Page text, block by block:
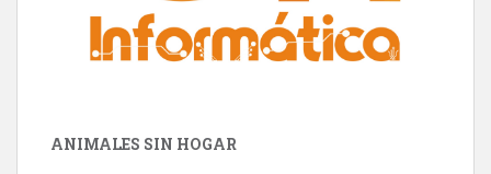
ANIMALES SIN HOGAR